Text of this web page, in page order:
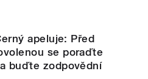
apeluje: Před
se poraďte
buďte zodpovědní